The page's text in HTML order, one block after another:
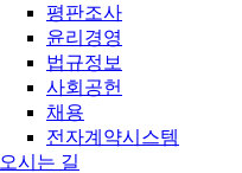
평판조사
윤리경영
법규정보
사회공헌
채용
전자계약시스템
오시는 길